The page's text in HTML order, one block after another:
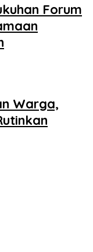
Forum
Warga,